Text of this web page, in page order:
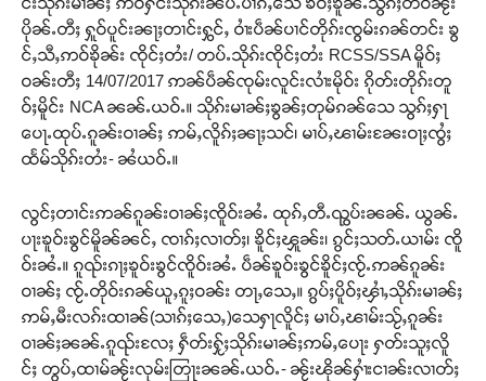
ပိုၼ်ႉတီႈ ႁူဝ်ပူင်းၼႃႈတၢင်းႁွင်ႇ ဝၢႆးပဵၼ်ပၢင်တိုၵ်းၸွမ်းၵၼ်တင်း ၶွ
င်ႇသီႇဢဝ်ၶိုၼ်း ၸိုင်ႈတႆး/ တပ်ႉသိုၵ်းၸိုင်ႈတႆး RCSS/SSA မိူဝ်ႈ
ဝၼ်းတီႈ 14/07/2017 ဢၼ်ပဵၼ်ၸုမ်းလူင်းလၢႆးမိုဝ်း ၵိုတ်းတိုၵ်းတူ
ဝ်ႈမိူင်း NCA ၼၼ်ႉယဝ်ႉ။ သိုၵ်းမၢၼ်ႈၶွၼ်ႈတုမ်ၵၼ်သေ သွၵ်ႈႁႃ
ပေႃႉထုပ်ႉၵူၼ်းဝၢၼ်ႈ ဢမ်ႇလိူၵ်ႈၼႃႈသင်၊ မၢပ်ႇၽၢမ်းၼႄးဝႃႈၸွႆႈ
ထႅမ်သိုၵ်းတႆး- ၼႆယဝ်ႉ။
လွင်ႈတၢင်းဢၼ်ၵူၼ်းဝၢၼ်ႈၸိူဝ်းၼႆႉ ထုၵ်ႇတီႉၺွပ်းၼၼ်ႉ ယွၼ်ႉ
ပႃးၶူဝ်းၶွင်မိူၼ်ၼင်ႇ ၸၢၵ်ႈလၢတ်ႈ၊ ၶိူင်ႈၾူၼ်း၊ ၵွင်ႈသတ်ႉယၢမ်း ၸိူ
ဝ်းၼႆႉ။ ၵူၺ်းၵႃႈၶူဝ်းၶွင်ၸိူဝ်းၼႆႉ ပဵၼ်ၶူဝ်းၶွင်ၶိူင်ႈၸႂ်ႉဢၼ်ၵူၼ်း
ဝၢၼ်ႈ ၸႂ်ႉတိုဝ်းၵၼ်ယူႇၵူႈဝၼ်း တႃႇသေႇ။ ၵွပ်ႈပိူဝ်ႈၾၢႆႇသိုၵ်းမၢၼ်ႈ
ဢမ်ႇမီးလၵ်းထၢၼ်(သၢၵ်ႈသေႇ)သေႁႃလိူင်ႈ မၢပ်ႇၽၢမ်းသႂ်ႇၵူၼ်း
ဝၢၼ်ႈၼၼ်ႉၵူၺ်းလႄႈ ႁဵတ်းႁႂ်ႈသိုၵ်းမၢၼ်ႈဢမ်ႇပေႃး ႁတ်းသူႈလိူ
င်ႈ တွပ်ႇထၢမ်ၼႂ်းလုမ်းတြႃးၼၼ်ႉယဝ်ႉ- ၼႂ်းၽိုၼ်ႁၢႆးငၢၼ်းလၢတ်ႈ